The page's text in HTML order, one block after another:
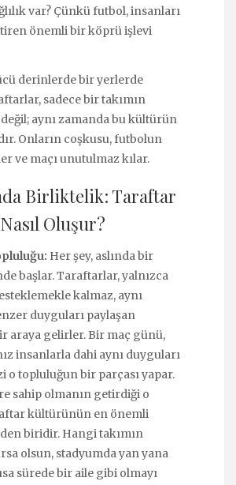
var? Çünkü futbol, insanları
önemli bir köprü işlevi
derinlerde bir yerlerde
sadece bir takımın
aynı zamanda bu kültürün
Onların coşkusu, futbolun
ve maçı unutulmaz kılar.
Birliktelik: Taraftar
Oluşur?
Her şey, aslında bir
başlar. Taraftarlar, yalnızca
kalmaz, aynı
duyguları paylaşan
araya gelirler. Bir maç günü,
insanlarla dahi aynı duyguları
o topluluğun bir parçası yapar.
sahip olmanın getirdiği o
kültürünün en önemli
biridir. Hangi takımın
olsun, stadyumda yan yana
sürede bir aile gibi olmayı